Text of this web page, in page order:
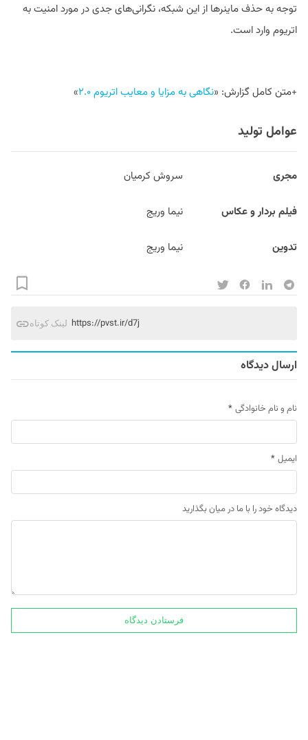
توجه به حذف ماینرها از این شبکه، نگرانی‌های جدی در مورد امنیت به
اتریوم وارد است.
+متن کامل گزارش: «نگاهی به مزایا و معایب اتریوم ۲.۰ »
عوامل تولید
مجری سروش کرمیان
فیلم بردار و عکاس نیما وریج
تدوین نیما وریج
لینک کوتاه https://pvst.ir/d7j
ارسال دیدگاه
نام و نام خانوادگی *
ایمیل *
دیدگاه خود را با ما در میان بگذارید